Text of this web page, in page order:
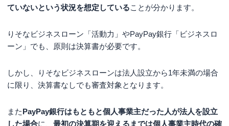
ていないという状況を想定していることが分かります。
りそなビジネスローン「活動力」やPayPay銀行「ビジネスロ
ーン」でも、原則は決算書が必要です。
しかし、りそなビジネスローンは法人設立から1年未満の場合
に限り、決算書なしでも審査対象となります。
またPayPay銀行はもともと個人事業主だった人が法人を設立
した場合に、 最初の決算期を迎えるまでは個人事業主時代の確